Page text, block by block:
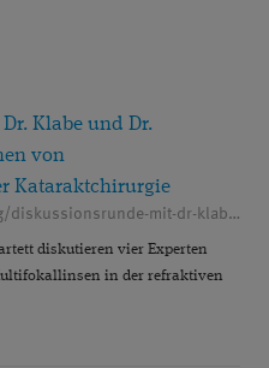
Klabe und Dr.
von
Kataraktchirurgie
augenchirurgie.clinic/blog/diskussionsrunde-mit-dr-klabe-und-dr-breyer-ueber-limitationen-von-multifokallinsen
diskutieren vier Experten
in der refraktiven